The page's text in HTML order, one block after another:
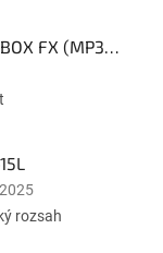
peristaltické čerpadlo IPS3 BOX FX (MP3-B) 230Vac
rozsah